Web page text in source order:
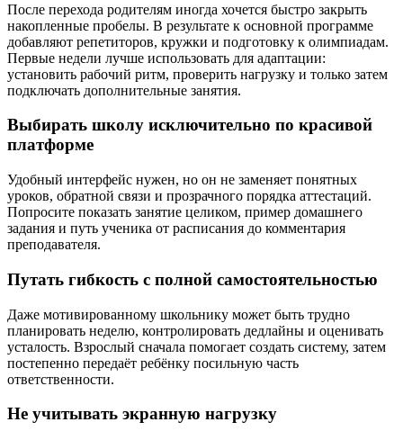
После перехода родителям иногда хочется быстро закрыть
накопленные пробелы. В результате к основной программе
добавляют репетиторов, кружки и подготовку к олимпиадам.
Первые недели лучше использовать для адаптации:
установить рабочий ритм, проверить нагрузку и только затем
подключать дополнительные занятия.
Выбирать школу исключительно по красивой
платформе
Удобный интерфейс нужен, но он не заменяет понятных
уроков, обратной связи и прозрачного порядка аттестаций.
Попросите показать занятие целиком, пример домашнего
задания и путь ученика от расписания до комментария
преподавателя.
Путать гибкость с полной самостоятельностью
Даже мотивированному школьнику может быть трудно
планировать неделю, контролировать дедлайны и оценивать
усталость. Взрослый сначала помогает создать систему, затем
постепенно передаёт ребёнку посильную часть
ответственности.
Не учитывать экранную нагрузку